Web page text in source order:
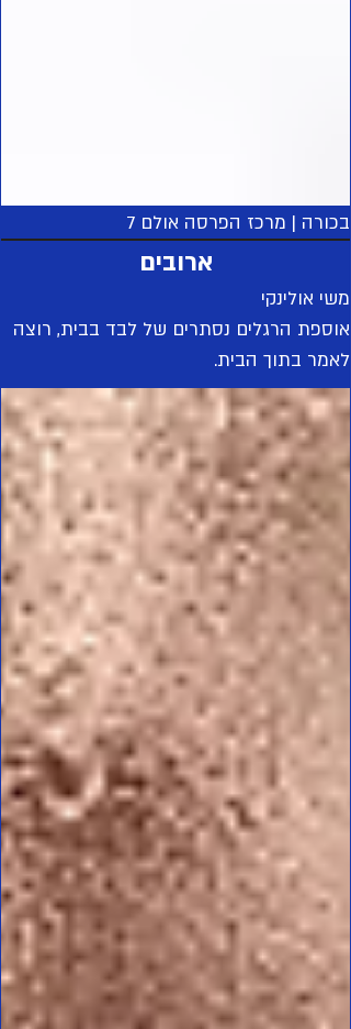
בכורה | מרכז הפרסה אולם 7
משי אולינקי
אוספת הרגלים נסתרים של לבד בבית, רוצה
לאמר בתוך הבית.